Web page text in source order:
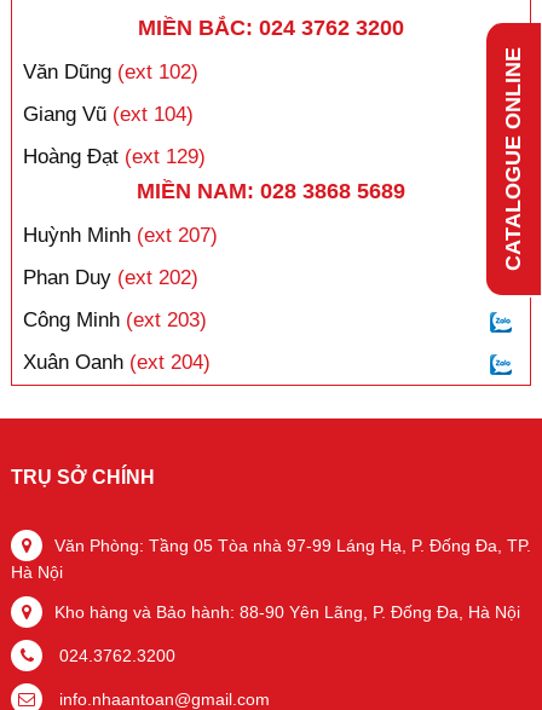
CATALOGUE ONLINE
MIỀN BẮC: 024 3762 3200
Văn Dũng (ext 102)
Giang Vũ (ext 104)
Hoàng Đạt (ext 129)
MIỀN NAM: 028 3868 5689
Huỳnh Minh (ext 207)
Phan Duy (ext 202)
Công Minh (ext 203)
Xuân Oanh (ext 204)
TRỤ SỞ CHÍNH
Văn Phòng: Tầng 05 Tòa nhà 97-99 Láng Hạ, P. Đống Đa, TP.
Hà Nội
Kho hàng và Bảo hành: 88-90 Yên Lãng, P. Đống Đa, Hà Nội
024.3762.3200
info.nhaantoan@gmail.com